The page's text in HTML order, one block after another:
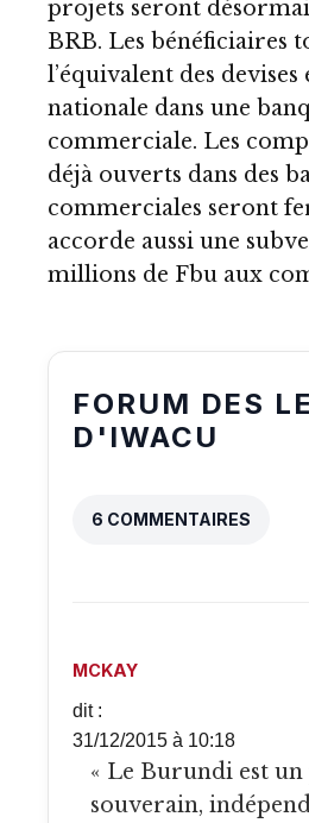
projets seront
BRB. Les bénéficiaires
l’équivalent des
nationale dans une
commerciale. Les
déjà ouverts dans des
commerciales seront
accorde aussi une
millions de Fbu aux
FORUM DES
D'IWACU
6 COMMENTAIRES
MCKAY
dit :
31/12/2015 à 10:18
« Le Burundi est un
souverain,